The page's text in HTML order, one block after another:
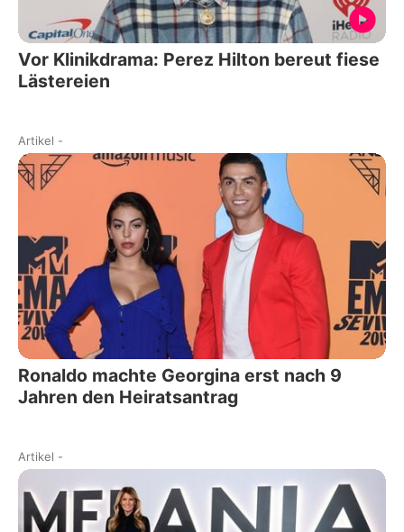
Vor Klinikdrama: Perez Hilton bereut fiese
Lästereien
Artikel -
Ronaldo machte Georgina erst nach 9
Jahren den Heiratsantrag
Artikel -